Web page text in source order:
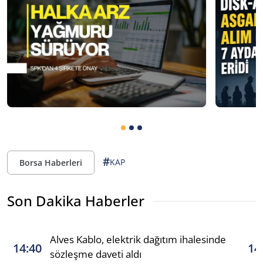
Borsa Haberleri #KAP
Son Dakika Haberler
14:40
Alves Kablo, elektrik dağıtım ihalesinde
sözleşme daveti aldı